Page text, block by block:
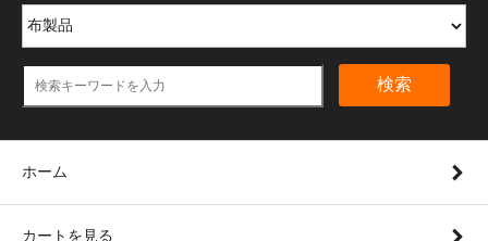
検索
ホーム
カートを見る